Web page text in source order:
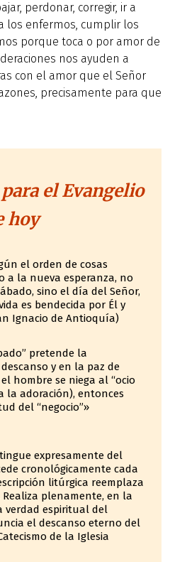
perdonar, corregir, ir a
los enfermos, cumplir los
porque toca o por amor de
nos ayuden a
con el amor que el Señor
precisamente para que
el Evangelio
hoy
el orden de cosas
a la nueva esperanza, no
sino el día del Señor,
es bendecida por Él y
Ignacio de Antioquía)
pretende la
y en la paz de
hombre se niega al “ocio
la adoración), entonces
del “negocio”»
expresamente del
cronológicamente cada
litúrgica reemplaza
plenamente, en la
verdad espiritual del
el descanso eterno del
de la Iglesia